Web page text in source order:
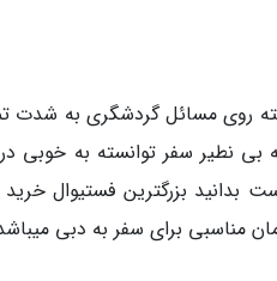
روی مسائل گردشگری به شدت
نطیر سفر توانسته به خوبی در
بدانید بزرگترین فستیوال
مناسبی برای سفر به دبی